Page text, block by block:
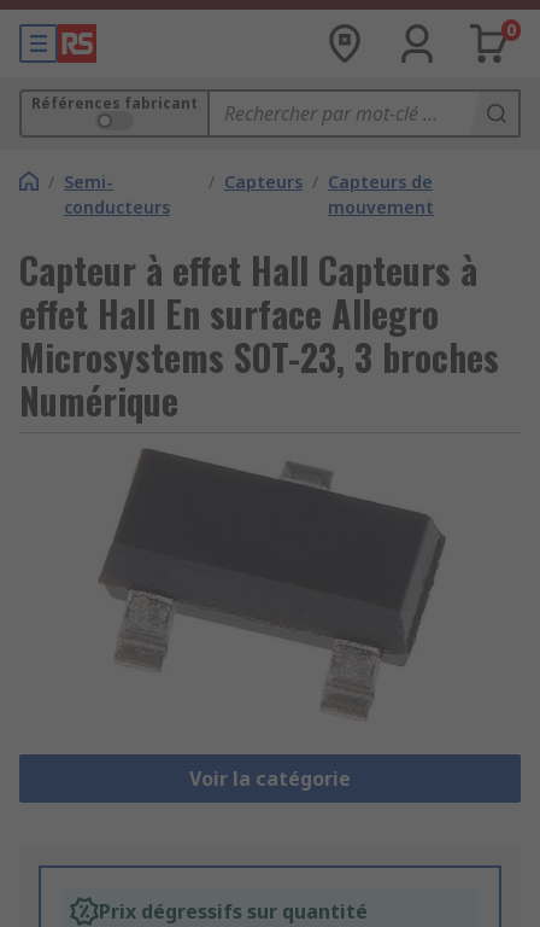
0
Références fabricant
/ Semi-
conducteurs
/ Capteurs / Capteurs de
mouvement
Capteur à effet Hall Capteurs à
effet Hall En surface Allegro
Microsystems SOT-23, 3 broches
Numérique
Voir la catégorie
Prix dégressifs sur quantité